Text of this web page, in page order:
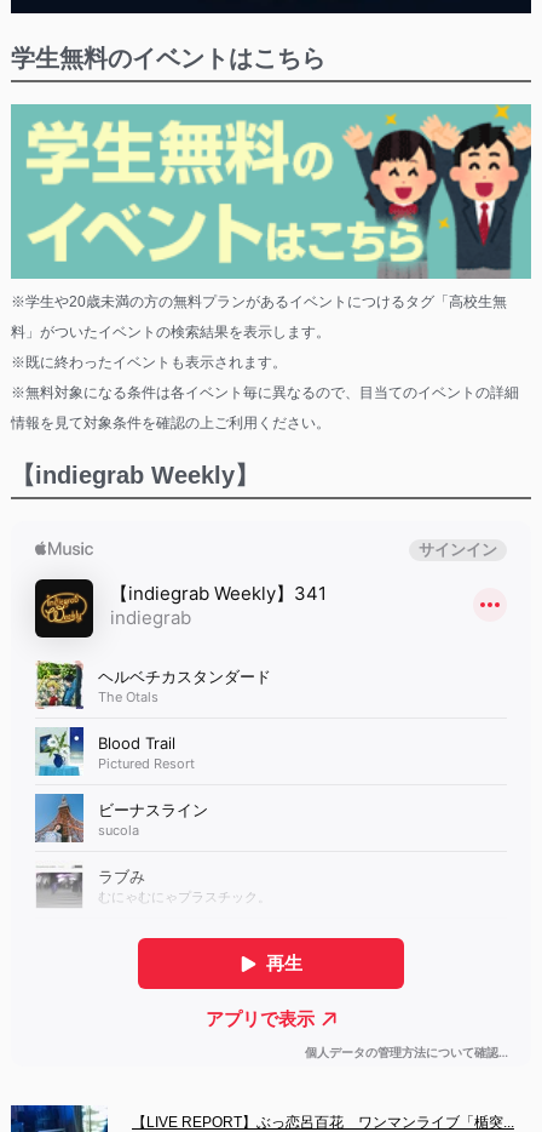
学生無料のイベントはこちら
※学生や20歳未満の方の無料プランがあるイベントにつけるタグ「高校生無
料」がついたイベントの検索結果を表示します。
※既に終わったイベントも表示されます。
※無料対象になる条件は各イベント毎に異なるので、目当てのイベントの詳細
情報を見て対象条件を確認の上ご利用ください。
【indiegrab Weekly】
【LIVE REPORT】ぶっ恋呂百花　ワンマンライブ「楯突...